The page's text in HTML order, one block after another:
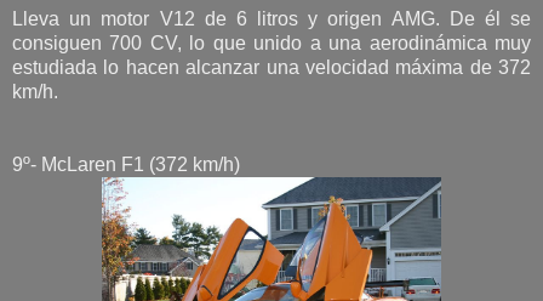
Lleva un motor V12 de 6 litros y origen AMG. De él se
consiguen 700 CV, lo que unido a una aerodinámica muy
estudiada lo hacen alcanzar una velocidad máxima de 372
km/h.
9º- McLaren F1 (372 km/h)